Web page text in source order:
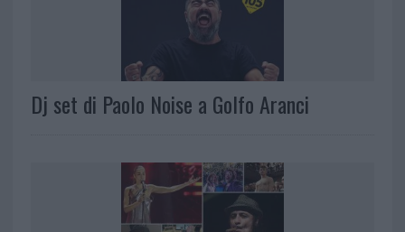
Dj set di Paolo Noise a Golfo Aranci